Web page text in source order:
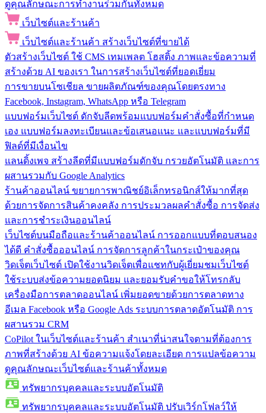
ดูคุณลักษณะการทำงานร่วมกันทั้งหมด
เว็บไซต์และร้านค้า
เว็บไซต์และร้านค้า สร้างเว็บไซต์ที่ขายได้
ตัวสร้างเว็บไซต์ ใช้ CMS เทมเพลต โฮสติ้ง ภาพและข้อความที่
สร้างด้วย AI ของเรา ในการสร้างเว็บไซต์ที่ยอดเยี่ยม
การขายบนโซเชียล ขายผลิตภัณฑ์ของคุณโดยตรงทาง
Facebook, Instagram, WhatsApp หรือ Telegram
แบบฟอร์มเว็บไซต์ ดักจับลีดพร้อมแบบฟอร์มคำสั่งซื้อที่กำหนด
เอง แบบฟอร์มลงทะเบียนและข้อเสนอแนะ และแบบฟอร์มที่มี
ฟิลด์ที่มีเงื่อนไข
แลนดิ้งเพจ สร้างลีดที่มีแบบฟอร์มดักจับ กรวยอัตโนมัติ และการ
ผสานรวมกับ Google Analytics
ร้านค้าออนไลน์ ขยายการพาณิชย์อิเล็กทรอนิกส์ให้มากที่สุด
ด้วยการจัดการสินค้าคงคลัง การประมวลผลคำสั่งซื้อ การจัดส่ง
และการชำระเงินออนไลน์
เว็บไซต์บนมือถือและร้านค้าออนไลน์ การออกแบบที่ตอบสนอง
ได้ดี คำสั่งซื้อออนไลน์ การจัดการลูกค้าในกระเป๋าของคุณ
วิดเจ็ตเว็บไซต์ เปิดใช้งานวิดเจ็ตเพื่อแชทกับผู้เยี่ยมชมเว็บไซต์
ใช้ระบบส่งข้อความยอดนิยม และยอมรับคำขอให้โทรกลับ
เครื่องมือการตลาดออนไลน์ เพิ่มยอดขายด้วยการตลาดทาง
อีเมล Facebook หรือ Google Ads ระบบการตลาดอัตโนมัติ การ
ผสานรวม CRM
CoPilot ในเว็บไซต์และร้านค้า สำเนาที่น่าสนใจตามที่ต้องการ
ภาพที่สร้างด้วย AI ข้อความแจ้งโดยละเอียด การแปลข้อความ
ดูคุณลักษณะเว็บไซต์และร้านค้าทั้งหมด
ทรัพยากรบุคคลและระบบอัตโนมัติ
ทรัพยากรบุคคลและระบบอัตโนมัติ ปรับเวิร์กโฟลว์ให้